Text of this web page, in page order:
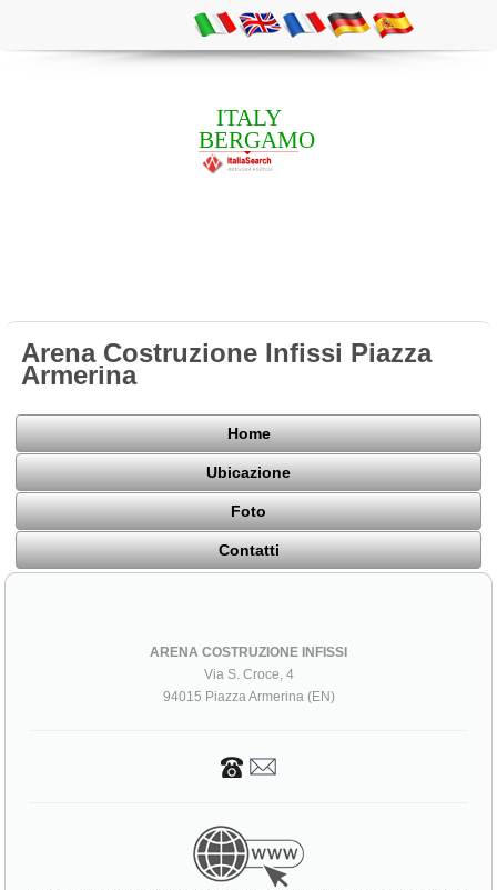
ITALY
BERGAMO
Arena Costruzione Infissi Piazza
Armerina
Home
Ubicazione
Foto
Contatti
ARENA COSTRUZIONE INFISSI
Via S. Croce, 4
94015 Piazza Armerina (EN)